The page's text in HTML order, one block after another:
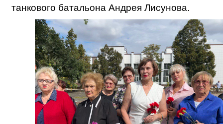
танкового батальона Андрея Лисунова.